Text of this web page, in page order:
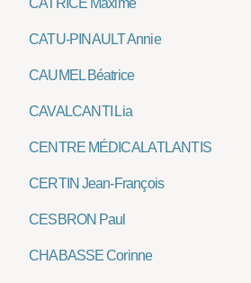
CATRICE Maxime
CATU-PINAULT Annie
CAUMEL Béatrice
CAVALCANTI Lia
CENTRE MÉDICAL ATLANTIS
CERTIN Jean-François
CESBRON Paul
CHABASSE Corinne